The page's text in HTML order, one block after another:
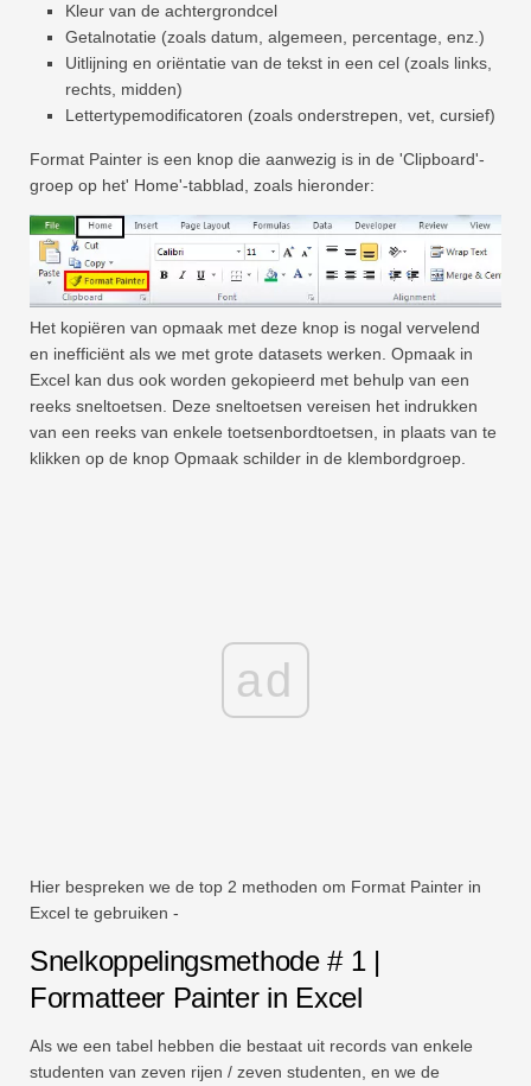
Kleur van de achtergrondcel
Getalnotatie (zoals datum, algemeen, percentage, enz.)
Uitlijning en oriëntatie van de tekst in een cel (zoals links,
rechts, midden)
Lettertypemodificatoren (zoals onderstrepen, vet, cursief)
Format Painter is een knop die aanwezig is in de 'Clipboard'-
groep op het' Home'-tabblad, zoals hieronder:
Het kopiëren van opmaak met deze knop is nogal vervelend
en inefficiënt als we met grote datasets werken. Opmaak in
Excel kan dus ook worden gekopieerd met behulp van een
reeks sneltoetsen. Deze sneltoetsen vereisen het indrukken
van een reeks van enkele toetsenbordtoetsen, in plaats van te
klikken op de knop Opmaak schilder in de klembordgroep.
ad
Hier bespreken we de top 2 methoden om Format Painter in
Excel te gebruiken -
Snelkoppelingsmethode # 1 |
Formatteer Painter in Excel
Als we een tabel hebben die bestaat uit records van enkele
studenten van zeven rijen / zeven studenten, en we de